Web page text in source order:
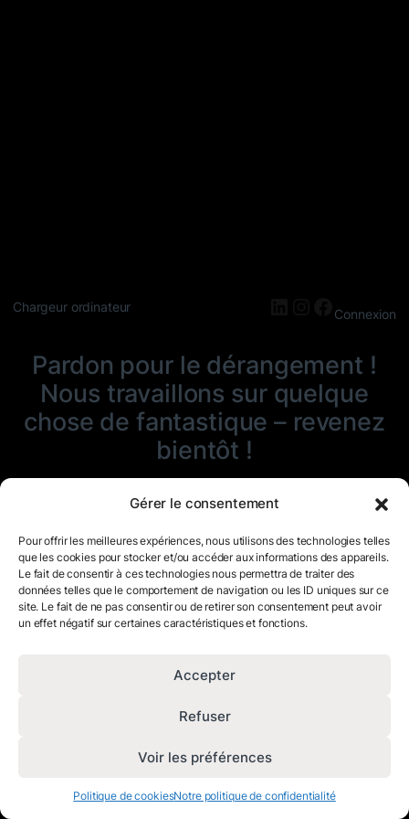
Gérer le consentement
Pour offrir les meilleures expériences, nous utilisons des technologies telles
que les cookies pour stocker et/ou accéder aux informations des appareils.
Le fait de consentir à ces technologies nous permettra de traiter des
données telles que le comportement de navigation ou les ID uniques sur ce
site. Le fait de ne pas consentir ou de retirer son consentement peut avoir
un effet négatif sur certaines caractéristiques et fonctions.
Accepter
Refuser
Voir les préférences
Politique de cookiesNotre politique de confidentialité
Chargeur ordinateur LinkedIn
Instagram
Connexion
Pardon pour le dérangement !
Nous travaillons sur quelque
chose de fantastique – revenez
bientôt !